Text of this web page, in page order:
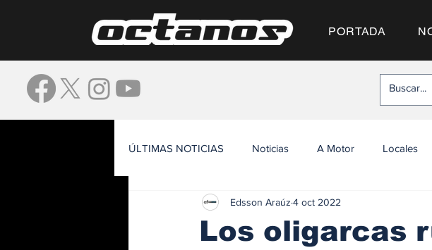
PORTADA
ÚLTIMAS NOTICIAS Noticias A Motor Locales
Los oligarcas
Edsson Araúz 4 oct 2022